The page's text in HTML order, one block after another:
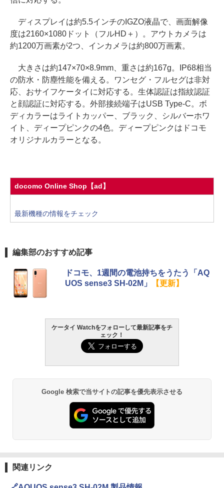
ディスプレイは約5.5インチのIGZO液晶で、画面解像
度は2160×1080ドット（フルHD＋）。アウトカメラは
約1200万画素が2つ、インカメラは約800万画素。
大きさは約147×70×8.9mm、重さは約167g。IP68相当
の防水・防塵性能を備える。ワンセグ・フルセグは非対
応、おサイフケータイに対応する。生体認証は指紋認証
と顔認証に対応する。外部接続端子はUSB Type-C。ボ
ディカラーはライトカッパー、ブラック、シルバーホワ
イト、ディープピンクの4色。ディープピンクはドコモ
オリジナルカラーとなる。
docomo Online Shop【ad】
最新機種の情報をチェック
編集部のおすすめ記事
ドコモ、1週間の電池持ちをうたう「AQ
UOS sense3 SH-02M」
【更新】
ケータイ Watchをフォローして最新記事をチ
ェック！
Google 検索で当サイトの記事を優先表示させる
関連リンク